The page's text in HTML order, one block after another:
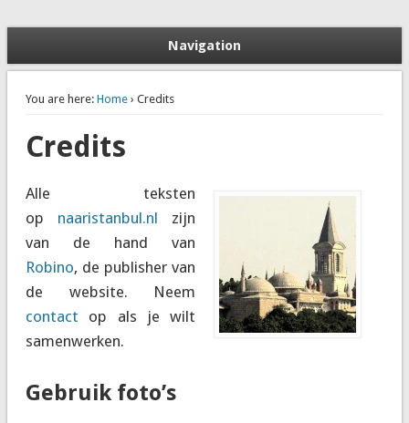
Naar Istanbul
Stedentrip Istanbul: Aanbiedingen, Tips en Bezienswaardigheden
Navigation
You are here: Home› Credits
Credits
Alle teksten
op naaristanbul.nl zijn
van de hand van
Robino, de publisher van
de website. Neem
contact op als je wilt
samenwerken.
Gebruik foto’s